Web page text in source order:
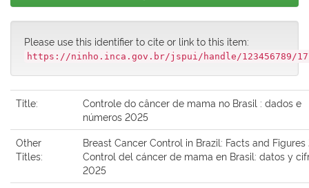
Please use this identifier to cite or link to this item:
https://ninho.inca.gov.br/jspui/handle/123456789/
Title:
Controle do câncer de mama no Brasil : dados e
números 2025
Other
Titles:
Breast Cancer Control in Brazil: Facts and
Control del cáncer de mama en Brasil: datos y
2025